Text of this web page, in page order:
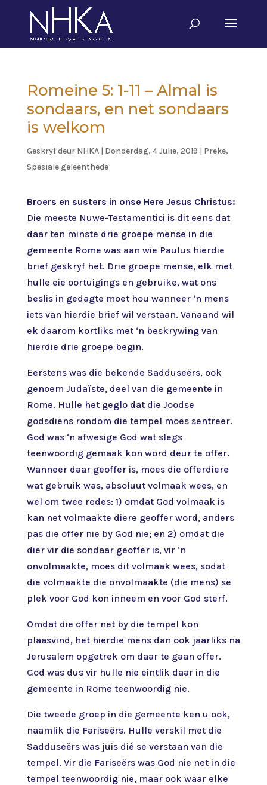
Romeine 5: 1-11 – Almal is
sondaars, en net sondaars
is welkom
Geskryf deur NHKA| Donderdag, 4 Julie, 2019 | Preke,
Spesiale geleenthede
Broers en susters in onse Here Jesus Christus:
Die meeste Nuwe-Testamentici is dit eens dat
daar ten minste drie groepe mense in die
gemeente Rome was aan wie Paulus hierdie
brief geskryf het. Drie groepe mense, elk met
hulle eie oortuigings en gebruike, wat ons
beslis in gedagte moet hou wanneer ‘n mens
iets van hierdie brief wil verstaan. Vanaand wil
ek daarom kortliks met ‘n beskrywing van
hierdie drie groepe begin.
Eerstens was die bekende Sadduseërs, ook
genoem Judaïste, deel van die gemeente in
Rome. Hulle het geglo dat die Joodse
godsdiens rondom die tempel moes sentreer.
God was ‘n afwesige God wat slegs
teenwoordig gemaak kon word deur te offer.
Wanneer daar geoffer is, moes die offerdiere
wat gebruik was, absoluut volmaak wees, en
wel om twee redes: 1) omdat God volmaak is
kan net volmaakte diere geoffer word, anders
pas die offer nie by God nie; en 2) omdat die
dier vir die sondaar geoffer is, vir ‘n
onvolmaakte, moes dit volmaak wees, sodat
die volmaakte die onvolmaakte (die mens) se
plek voor God kon inneem en voor God sterf.
Omdat die offer net by die tempel kon
plaasvind, het hierdie mens dan ook jaarliks na
Jerusalem opgetrek om daar te gaan offer.
God was dus vir hulle nie eintlik daar in die
gemeente in Rome teenwoordig nie.
Die tweede groep in die gemeente ken u ook,
naamlik die Fariseërs. Hulle verskil met die
Sadduseërs was juis dié se verstaan van die
tempel. Vir die Fariseërs was God nie net in die
tempel teenwoordig nie, maar ook waar elke